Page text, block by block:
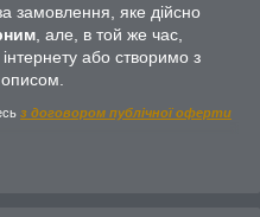
замовлення, яке дійсно
, але, в той же час,
або створимо з
з договором публічної оферти